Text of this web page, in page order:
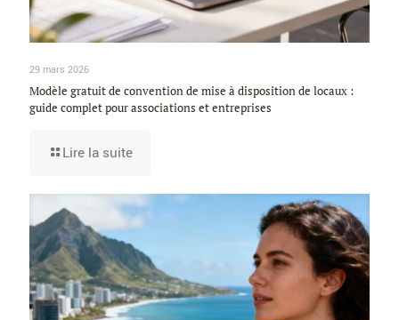
29 mars 2026
Modèle gratuit de convention de mise à disposition de locaux :
guide complet pour associations et entreprises
Lire la suite